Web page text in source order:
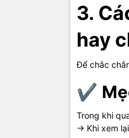
3.
hay
Để chắc
✔
Trong khi
→ Khi xem